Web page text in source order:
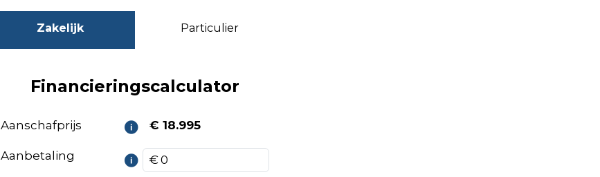
Zakelijk Particulier
Financieringscalculator
Aanschafprijs € 18.995
Aanbetaling